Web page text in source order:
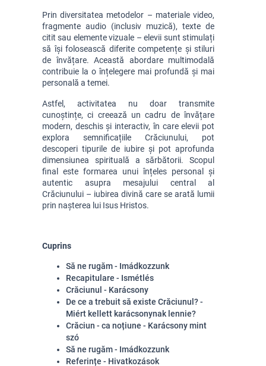
Prin diversitatea metodelor – materiale video,
fragmente audio (inclusiv muzică), texte de
citit sau elemente vizuale – elevii sunt stimulați
să își folosească diferite competențe și stiluri
de învățare. Această abordare multimodală
contribuie la o înțelegere mai profundă și mai
personală a temei.
Astfel, activitatea nu doar transmite
cunoștințe, ci creează un cadru de învățare
modern, deschis și interactiv, în care elevii pot
explora semnificațiile Crăciunului, pot
descoperi tipurile de iubire și pot aprofunda
dimensiunea spirituală a sărbătorii. Scopul
final este formarea unui înțeles personal și
autentic asupra mesajului central al
Crăciunului – iubirea divină care se arată lumii
prin nașterea lui Isus Hristos.
Cuprins
Să ne rugăm - Imádkozzunk
Recapitulare - Ismétlés
Crăciunul - Karácsony
De ce a trebuit să existe Crăciunul? -
Miért kellett karácsonynak lennie?
Crăciun - ca noțiune - Karácsony mint
szó
Să ne rugăm - Imádkozzunk
Referințe - Hivatkozások